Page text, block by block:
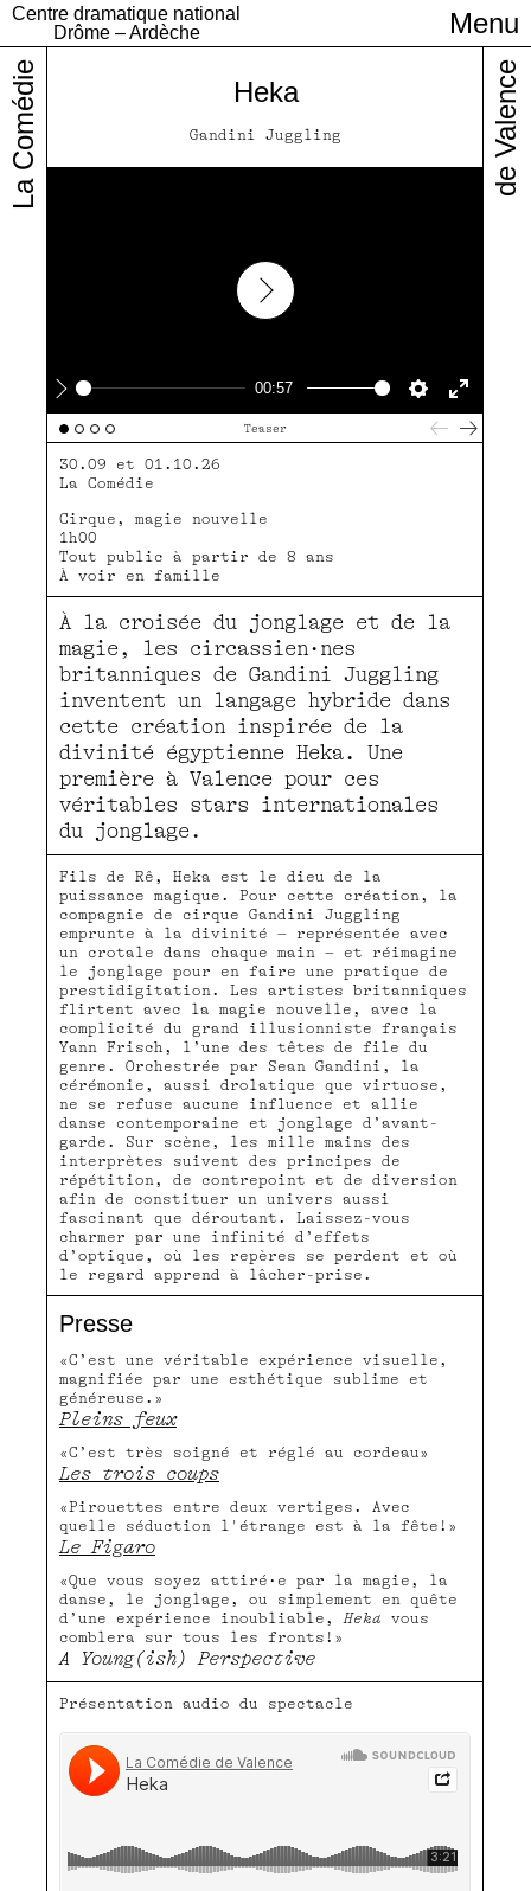
Centre dramatique national
Drôme – Ardèche
Menu
Infos pratiques
Heka
Gandini Juggling
Play
00:57
Settings
Enter
Play
Teaser
30.09 et 01.10.26
La Comédie
Cirque, magie nouvelle
1h00
Tout public à partir de 8 ans
À voir en famille
À la croisée du jonglage et de la
magie, les circassien·nes
britanniques de Gandini Juggling
inventent un langage hybride dans
cette création inspirée de la
divinité égyptienne Heka. Une
première à Valence pour ces
véritables stars internationales
du jonglage.
Fils de Rê, Heka est le dieu de la
puissance magique. Pour cette création, la
compagnie de cirque Gandini Juggling
emprunte à la divinité – représentée avec
un crotale dans chaque main – et réimagine
le jonglage pour en faire une pratique de
prestidigitation. Les artistes britanniques
flirtent avec la magie nouvelle, avec la
complicité du grand illusionniste français
Yann Frisch, l’une des têtes de file du
genre. Orchestrée par Sean Gandini, la
cérémonie, aussi drolatique que virtuose,
ne se refuse aucune influence et allie
danse contemporaine et jonglage d’avant-
garde. Sur scène, les mille mains des
interprètes suivent des principes de
répétition, de contrepoint et de diversion
afin de constituer un univers aussi
fascinant que déroutant. Laissez-vous
charmer par une infinité d’effets
d’optique, où les repères se perdent et où
le regard apprend à lâcher-prise.
Presse
«C’est une véritable expérience visuelle,
magnifiée par une esthétique sublime et
généreuse.»
Pleins feux
«C’est très soigné et réglé au cordeau»
Les trois coups
«Pirouettes entre deux vertiges. Avec
quelle séduction l'étrange est à la fête!»
Le Figaro
«Que vous soyez attiré·e par la magie, la
danse, le jonglage, ou simplement en quête
d’une expérience inoubliable,Heka vous
comblera sur tous les fronts!»
A Young(ish) Perspective
Présentation audio du spectacle
La Comédie de Valence